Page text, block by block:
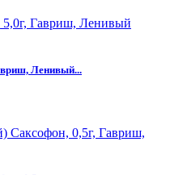
Ленивый...